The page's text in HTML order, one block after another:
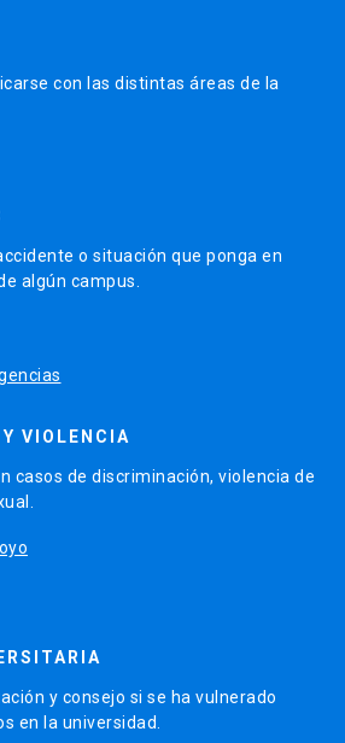
con las distintas áreas de la
o situación que ponga en
algún campus.
VIOLENCIA
casos de discriminación, violencia de
y consejo si se ha vulnerado
en la universidad.